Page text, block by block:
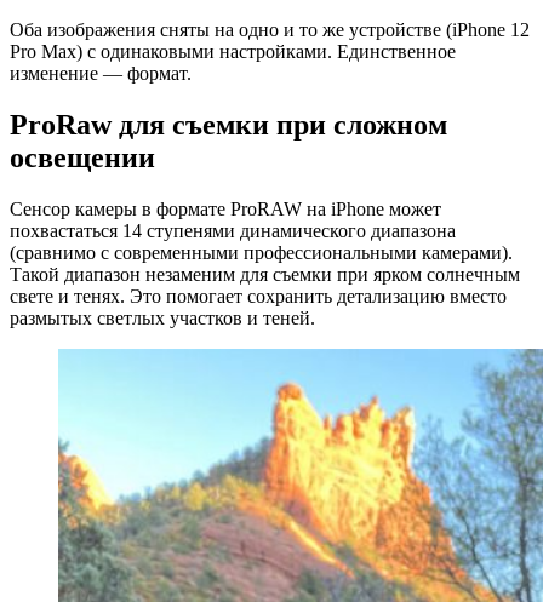
Оба изображения сняты на одно и то же устройстве (iPhone 12
Pro Max) с одинаковыми настройками. Единственное
изменение — формат.
ProRaw для съемки при сложном
освещении
Сенсор камеры в формате ProRAW на iPhone может
похвастаться 14 ступенями динамического диапазона
(сравнимо с современными профессиональными камерами).
Такой диапазон незаменим для съемки при ярком солнечным
свете и тенях. Это помогает сохранить детализацию вместо
размытых светлых участков и теней.